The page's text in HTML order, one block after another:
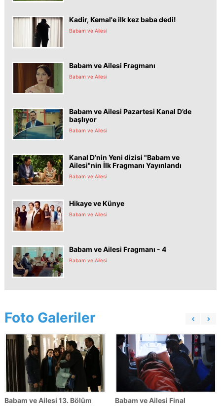
Kadir, Kemal'e ilk kez baba dedi!
Babam ve Ailesi
Babam ve Ailesi Fragmanı
Babam ve Ailesi
Babam ve Ailesi Pazartesi Kanal D’de
başlıyor
Babam ve Ailesi
Kanal D’nin Yeni dizisi "Babam ve
Ailesi"nin İlk Fragmanı Yayınlandı
Babam ve Ailesi
Hikaye ve Künye
Babam ve Ailesi
Babam ve Ailesi Fragmanı - 4
Babam ve Ailesi
Foto Galeriler
Babam ve Ailesi 13. Bölüm
Babam ve Ailesi Final